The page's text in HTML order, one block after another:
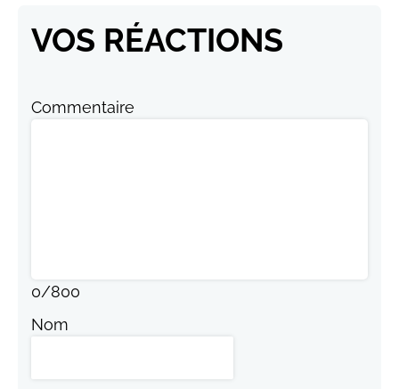
VOS RÉACTIONS
Commentaire
0/800
Nom